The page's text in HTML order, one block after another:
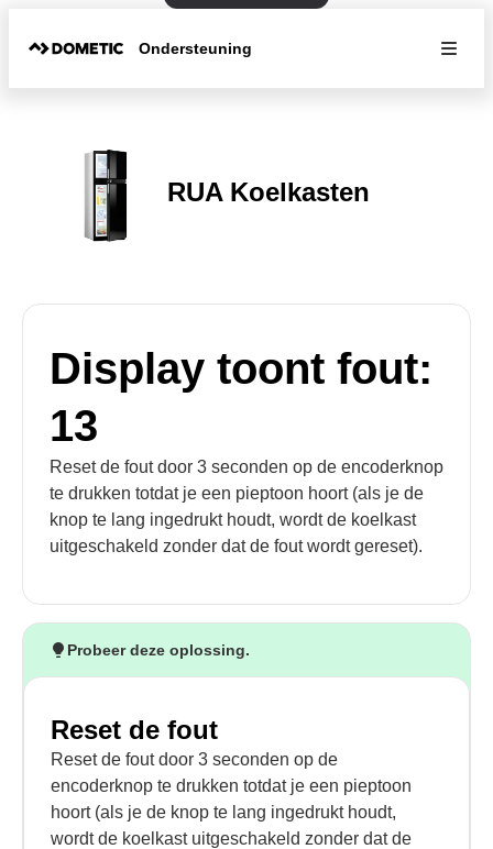
Ondersteuning
RUA Koelkasten
Display toont fout:
13
Reset de fout door 3 seconden op de encoderknop
te drukken totdat je een pieptoon hoort (als je de
knop te lang ingedrukt houdt, wordt de koelkast
uitgeschakeld zonder dat de fout wordt gereset).
Probeer deze oplossing.
Reset de fout
Reset de fout door 3 seconden op de
encoderknop te drukken totdat je een pieptoon
hoort (als je de knop te lang ingedrukt houdt,
wordt de koelkast uitgeschakeld zonder dat de